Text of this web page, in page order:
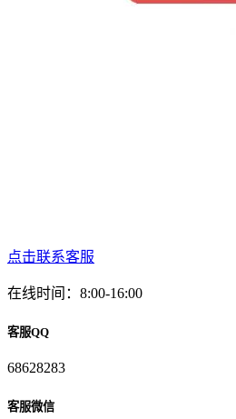
点击联系客服
在线时间：8:00-16:00
客服QQ
68628283
客服微信